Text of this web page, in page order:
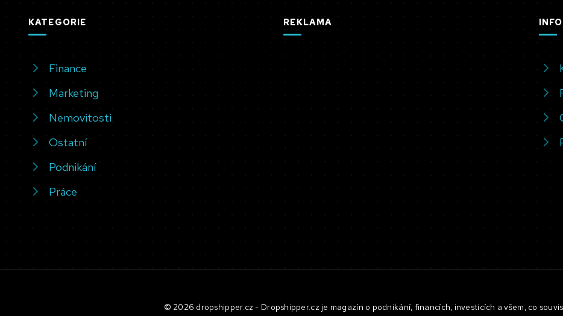
KATEGORIE
Finance
Marketing
Nemovitosti
Ostatní
Podnikání
Práce
REKLAMA
© 2026 dropshipper.cz - Dropshipper.cz je magazín o podnikání, financích, investicích a všem, co